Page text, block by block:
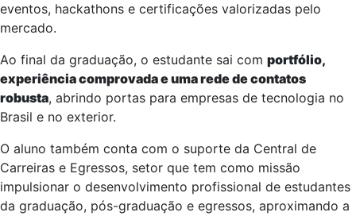
eventos, hackathons e certificações valorizadas pelo
mercado.
Ao final da graduação, o estudante sai com portfólio,
experiência comprovada e uma rede de contatos
robusta, abrindo portas para empresas de tecnologia no
Brasil e no exterior.
O aluno também conta com o suporte da Central de
Carreiras e Egressos, setor que tem como missão
impulsionar o desenvolvimento profissional de estudantes
da graduação, pós-graduação e egressos, aproximando a